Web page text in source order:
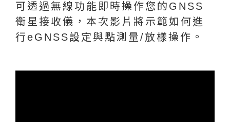
可透過無線功能即時操作您的GNSS
衛星接收儀，本次影片將示範如何進
行eGNSS設定與點測量/放樣操作。